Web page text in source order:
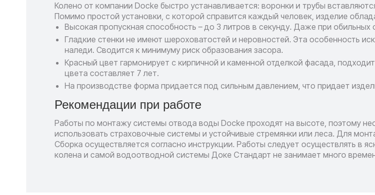
Колено от компании Docke быстро устанавливается: воронки и трубы
Помимо простой установки, с которой справится каждый человек, изделие
Высокая пропускная способность – до 3 литров в секунду. Даже при
Гладкие стенки не имеют шероховатостей и неровностей. Эта особенность
наледи. Сводится к минимуму риск образования засора.
Красный цвет гармонирует с кирпичной и каменной отделкой фасада,
цвета составляет 7 лет.
На производстве форма придается под сильным давлением, что придает
Рекомендации при работе
Работы по монтажу системы отвода воды Docke проходят на высоте, поэтому
использовать страховочные системы и устойчивые стремянки или леса. Для
Сборка осуществляется согласно инструкции. Работы следует осуществлять в
колена и самой водоотводной системы Доке Стандарт не занимает много